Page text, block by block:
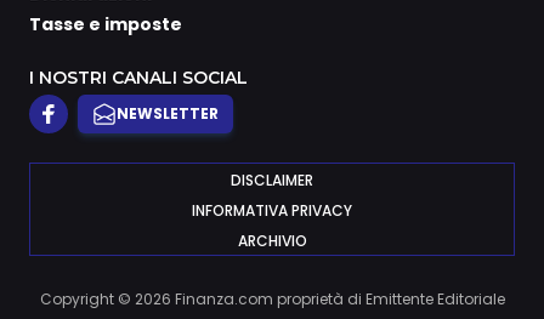
Tasse e imposte
I NOSTRI CANALI SOCIAL
NEWSLETTER
DISCLAIMER
INFORMATIVA PRIVACY
ARCHIVIO
Copyright © 2026 Finanza.com proprietà di Emittente Editoriale